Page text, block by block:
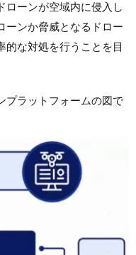
ローンが空域内に侵入し
ーンか脅威となるドロー
的な対処を行うことを目
プラットフォームの図で